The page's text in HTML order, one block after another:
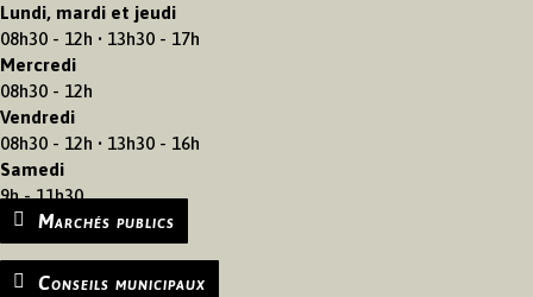
Lundi, mardi et jeudi
08h30 - 12h • 13h30 - 17h
Mercredi
08h30 - 12h
Vendredi
08h30 - 12h • 13h30 - 16h
Samedi
9h - 11h30
Marchés publics
Conseils municipaux